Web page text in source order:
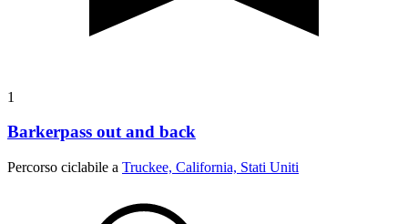
1
Barkerpass out and back
Percorso ciclabile a Truckee, California, Stati Uniti